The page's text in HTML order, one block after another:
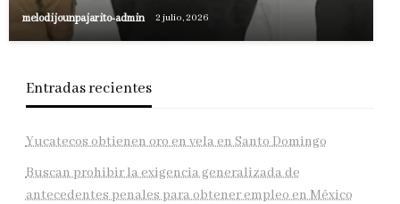
melodijounpajarito-admin 2 julio, 2026
Entradas recientes
Yucatecos obtienen oro en vela en Santo Domingo
Buscan prohibir la exigencia generalizada de
antecedentes penales para obtener empleo en México